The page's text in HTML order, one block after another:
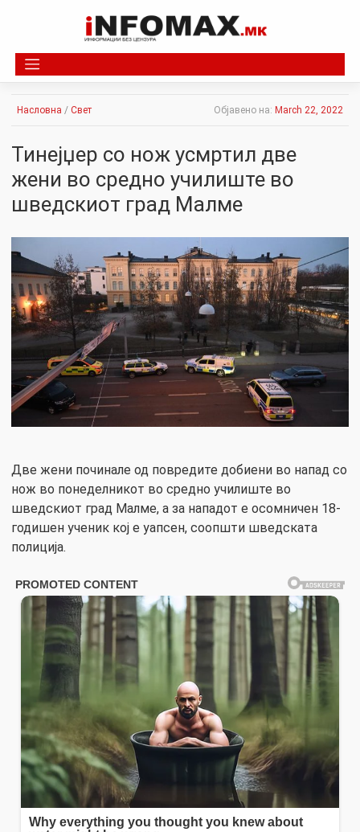
Насловна / Свет Објавено на: March 22, 2022
Тинејџер со нож усмртил две
жени во средно училиште во
шведскиот град Малме
Две жени починале од повредите добиени во напад со
нож во понеделникот во средно училиште во
шведскиот град Малме, а за нападот е осомничен 18-
годишен ученик кој е уапсен, соопшти шведската
полиција.